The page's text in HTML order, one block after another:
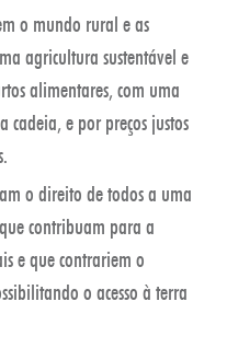
o mundo rural e as
agricultura sustentável e
alimentares, com uma
e por preços justos
o direito de todos a uma
contribuam para a
e que contrariem o
o acesso à terra